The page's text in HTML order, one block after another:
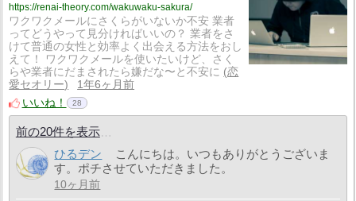
https://renai-theory.com/wakuwaku-sakura/
ワクワクメールにさくらがいないか不安 業者
ってどうやって見分ければいいの？ 業者をさ
けて普通の女性と効率よく出会える方法をおし
えて！ ワクワクメールを使いたいけど、さく
らや業者にだまされたら嫌だな〜と不安に
恋
愛セオリー
1年6ヶ月前
いいね！
28
前の20件を表示
ひるデン
こんにちは。いつもありがとうございま
す。ポチさせていただきました。
10ヶ月前